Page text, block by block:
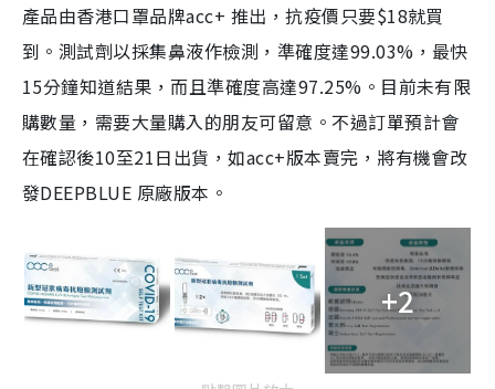
產品由香港口罩品牌acc+ 推出，抗疫價只要$18就買
到。測試劑以採集鼻液作檢測，準確度達99.03%，最快
15分鐘知道結果，而且準確度高達97.25%。目前未有限
購數量，需要大量購入的朋友可留意。不過訂單預計會
在確認後10至21日出貨，如acc+版本賣完，將有機會改
發DEEPBLUE 原廠版本。
+2